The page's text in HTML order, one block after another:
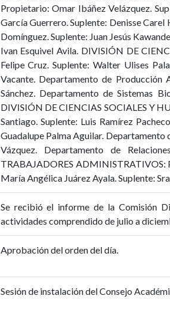
Propietario: Omar Ibáñez Velázquez.
García Guerrero. Suplente: Denisse
Domínguez. Suplente: Juan Jesús
Ivan Esquivel Avila. DIVISIÓN DE
Felipe Cruz. Suplente: Walter Ulises
Vacante. Departamento de
Sánchez. Departamento de Sistemas
DIVISIÓN DE CIENCIAS SOCIALES Y
Santiago. Suplente: Luis Ramírez
Guadalupe Palma Aguilar.
Vázquez. Departamento de
TRABAJADORES ADMINISTRATIVOS:
María Angélica Juárez Ayala. Suplente:
Se recibió el informe de la Comisión
actividades comprendido de julio a
Aprobación del orden del día.
Sesión de instalación del Consejo